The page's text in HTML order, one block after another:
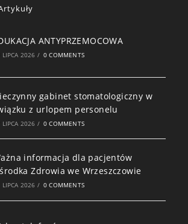
ANTYPRZEMOCOWA
2026 / 0 COMMENTS
gabinet stomatologiczny w
z urlopem personelu
LIPCA 2026 / 0 COMMENTS
informacja dla pacjentów
Zdrowia we Wrzeszczowie
2026 / 0 COMMENTS